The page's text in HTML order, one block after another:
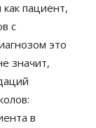
пациент,
с
это
значит,
в